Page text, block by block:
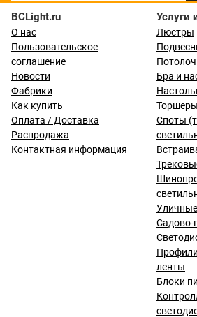
BCLight.ru
О нас
Пользовательское
соглашение
Новости
Фабрики
Как купить
Оплата / Доставка
Распродажа
Контактная информация
Услуги
Люстры
Бра и
Торшеры
Споты
Садово-
ленты
Блоки